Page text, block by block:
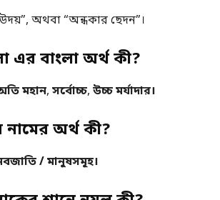
অথবা “অন্ধকার ছেদন”।
এর বাংলা অর্থ কী?
মহান, সর্বোচ্চ, উচ্চ মর্যাদার।
অর্থ কী?
/ মানুষসমূহ।